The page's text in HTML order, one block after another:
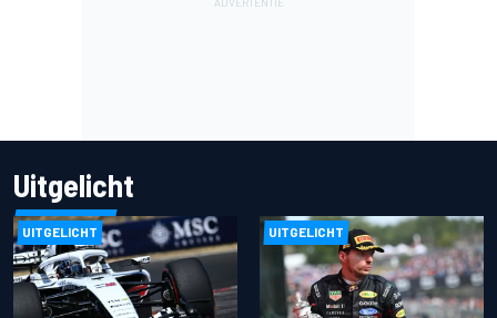
Uitgelicht
UITGELICHT UITGELICHT